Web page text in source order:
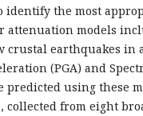
identify the most
attenuation models
crustal earthquakes in
(PGA) and
predicted using these
collected from eight